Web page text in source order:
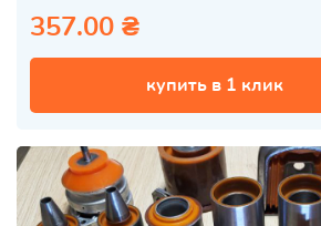
357.00 ₴
купить в 1 клик